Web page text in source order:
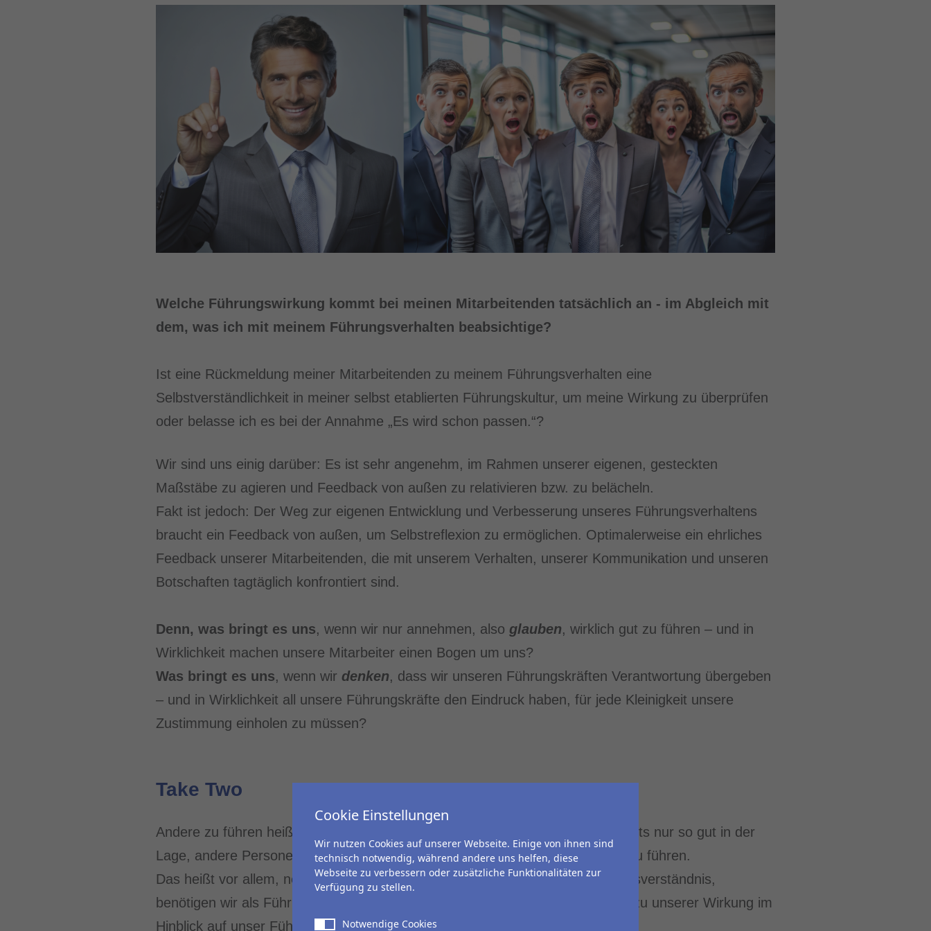
Welche Führungswirkung kommt bei meinen Mitarbeitenden tatsächlich an - im Abgleich mit
dem, was ich mit meinem Führungsverhalten beabsichtige?
Ist eine Rückmeldung meiner Mitarbeitenden zu meinem Führungsverhalten eine
Selbstverständlichkeit in meiner selbst etablierten Führungskultur, um meine Wirkung zu überprüfen
oder belasse ich es bei der Annahme „Es wird schon passen.“?
Wir sind uns einig darüber: Es ist sehr angenehm, im Rahmen unserer eigenen, gesteckten
Maßstäbe zu agieren und Feedback von außen zu relativieren bzw. zu belächeln.
Fakt ist jedoch: Der Weg zur eigenen Entwicklung und Verbesserung unseres Führungsverhaltens
braucht ein Feedback von außen, um Selbstreflexion zu ermöglichen. Optimalerweise ein ehrliches
Feedback unserer Mitarbeitenden, die mit unserem Verhalten, unserer Kommunikation und unseren
Botschaften tagtäglich konfrontiert sind.
Denn, was bringt es uns, wenn wir nur annehmen, also glauben, wirklich gut zu führen – und in
Wirklichkeit machen unsere Mitarbeiter einen Bogen um uns?
Was bringt es uns, wenn wir denken, dass wir unseren Führungskräften Verantwortung übergeben
– und in Wirklichkeit all unsere Führungskräfte den Eindruck haben, für jede Kleinigkeit unsere
Zustimmung einholen zu müssen?
Take Two
Andere zu führen heißt, sich selbst zu führen. Als Leading Leader sind Sie stets nur so gut in der
Lage, andere Personen zu führen, wie Sie auch in der Lage sind, sich selbst zu führen.
Das heißt vor allem, neben einem regelmäßigen Blick auf das eigene Führungsverständnis,
benötigen wir als Führungskräfte eine
zu unserer Wirkung im
Hinblick auf unser Führungsverhalten.
Cookie Einstellungen
Wir nutzen Cookies auf unserer Webseite. Einige von ihnen sind
technisch notwendig, während andere uns helfen, diese
Webseite zu verbessern oder zusätzliche Funktionalitäten zur
Verfügung zu stellen.
Notwendige Cookies